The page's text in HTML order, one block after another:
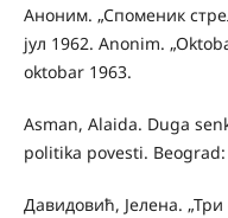
Аноним. „Споменик
јул 1962. Anonim.
oktobar 1963.
Asman, Alaida. Duga
politika povesti.
Давидовић, Јелена.